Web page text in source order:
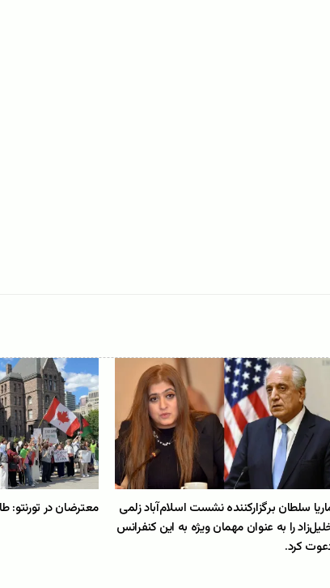
سلطان برگزارکننده نشست اسلام‌آباد زلمی
را به عنوان مهمان ویژه به این کنفرانس
کرد.
معترضان در تورنتو: